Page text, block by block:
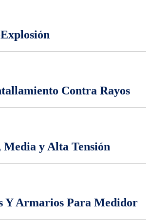
Contra Rayos
Media y Alta Tensión
Y Armarios Para Medidor